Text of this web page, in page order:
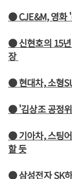
● CJE&M, 영화
● 신현호의 15년
장
● 현대차, 소형
● '김상조 공정
● 기아차, 스팅
할 듯
● 삼성전자 SK